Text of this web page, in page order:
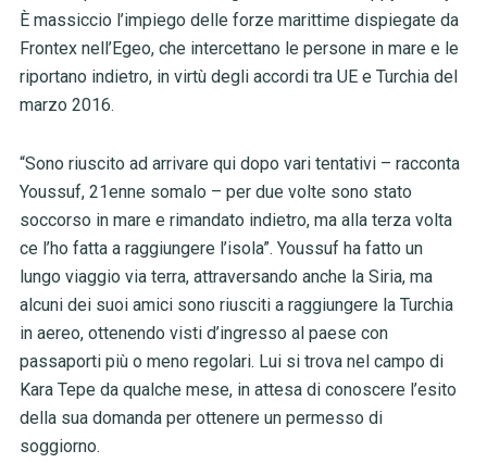
È massiccio l’impiego delle forze marittime dispiegate da
Frontex nell’Egeo, che intercettano le persone in mare e le
riportano indietro, in virtù degli accordi tra UE e Turchia del
marzo 2016.
“Sono riuscito ad arrivare qui dopo vari tentativi – racconta
Youssuf, 21enne somalo – per due volte sono stato
soccorso in mare e rimandato indietro, ma alla terza volta
ce l’ho fatta a raggiungere l’isola”. Youssuf ha fatto un
lungo viaggio via terra, attraversando anche la Siria, ma
alcuni dei suoi amici sono riusciti a raggiungere la Turchia
in aereo, ottenendo visti d’ingresso al paese con
passaporti più o meno regolari. Lui si trova nel campo di
Kara Tepe da qualche mese, in attesa di conoscere l’esito
della sua domanda per ottenere un permesso di
soggiorno.